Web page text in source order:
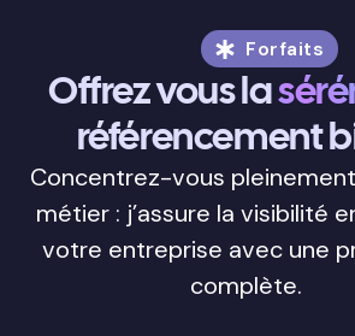
Forfaits
Offrez vous la
référencement
Concentrez-vous
métier : j’assure la visibilité
votre entreprise avec une
complète.